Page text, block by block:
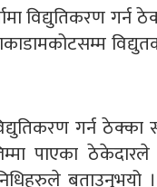
विद्युतिकरण
गर्न
पाएका